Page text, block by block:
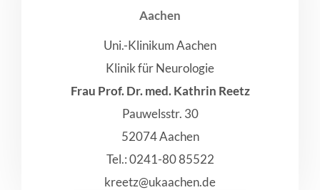
Aachen
Uni.-Klinikum Aachen
Klinik für Neurologie
Frau Prof. Dr. med. Kathrin Reetz
Pauwelsstr. 30
52074 Aachen
Tel.: 0241-80 85522
kreetz@ukaachen.de